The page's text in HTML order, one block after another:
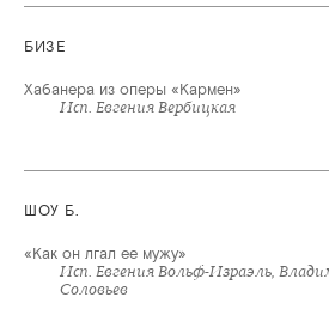
БИЗЕ
Хабанера из оперы «Кармен»
Исп. Евгения Вербицкая
ШОУ Б.
«Как он лгал ее мужу»
Исп. Евгения Вольф-Израэль,
Соловьев